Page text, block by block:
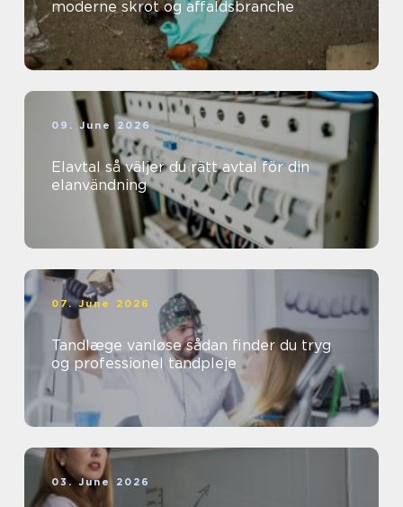
moderne skrot og affaldsbranche
09. June 2026
Elavtal så väljer du rätt avtal för din
elanvändning
07. June 2026
Tandlæge vanløse sådan finder du tryg
og professionel tandpleje
03. June 2026